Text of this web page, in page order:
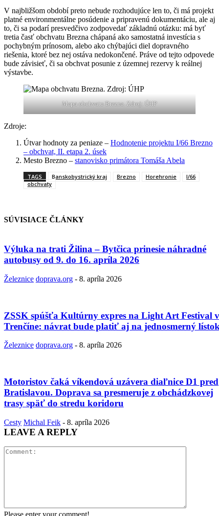
V najbližšom období preto nebude rozhodujúce len to, či má projekt
platné environmentálne posúdenie a pripravenú dokumentáciu, ale aj
to, či sa podarí presvedčivo zodpovedať základnú otázku: má byť
tretia časť obchvatu Brezna chápaná ako samostatná investícia s
pochybným prínosom, alebo ako chýbajúci diel dopravného
riešenia, ktoré bez nej ostáva nedokončené. Práve od tejto odpovede
bude závisieť, či sa obchvat posunie z územnej rezervy k reálnej
výstavbe.
Mapa obchvatu Brezna. Zdroj: ÚHP
Zdroje:
Útvar hodnoty za peniaze – Hodnotenie projektu I/66 Brezno
– obchvat, II. etapa 2. úsek
Mesto Brezno – stanovisko primátora Tomáša Abela
TAGS Banskobystrický kraj Brezno Horehronie
I/66
obchvaty
SÚVISIACE ČLÁNKY
Výluka na trati Žilina – Bytčica prinesie náhradné
autobusy od 9. do 16. apríla 2026
Železnice doprava.org - 8. apríla 2026
ZSSK spúšťa Kultúrny expres na Light Art Festival v
Trenčíne: návrat bude platiť aj na jednosmerný
Železnice doprava.org - 8. apríla 2026
Motoristov čaká víkendová uzávera diaľnice D1 pred
Bratislavou. Doprava sa presmeruje z obchádzkovej
trasy späť do stredu koridoru
Cesty Michal Feik - 8. apríla 2026
LEAVE A REPLY